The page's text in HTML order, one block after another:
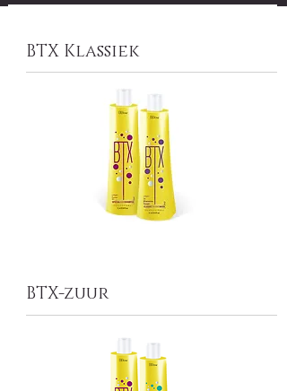
BTX Klassiek
BTX-zuur